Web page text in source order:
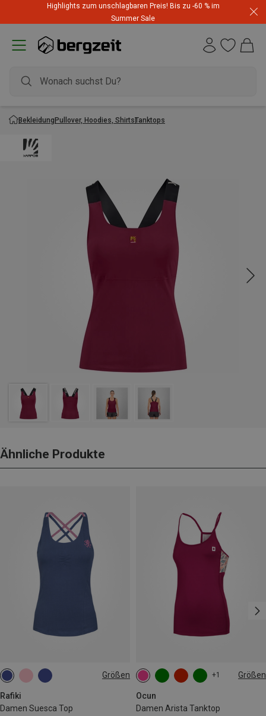
Highlights zum unschlagbaren Preis! Bis zu -60 % im
Summer Sale
BekleidungPullover, Hoodies, ShirtsTanktops
Ähnliche Produkte
Größen
Rafiki
Damen Suesca Top
XS L
+1 Größen
Ocun
Damen Arista Tanktop
L